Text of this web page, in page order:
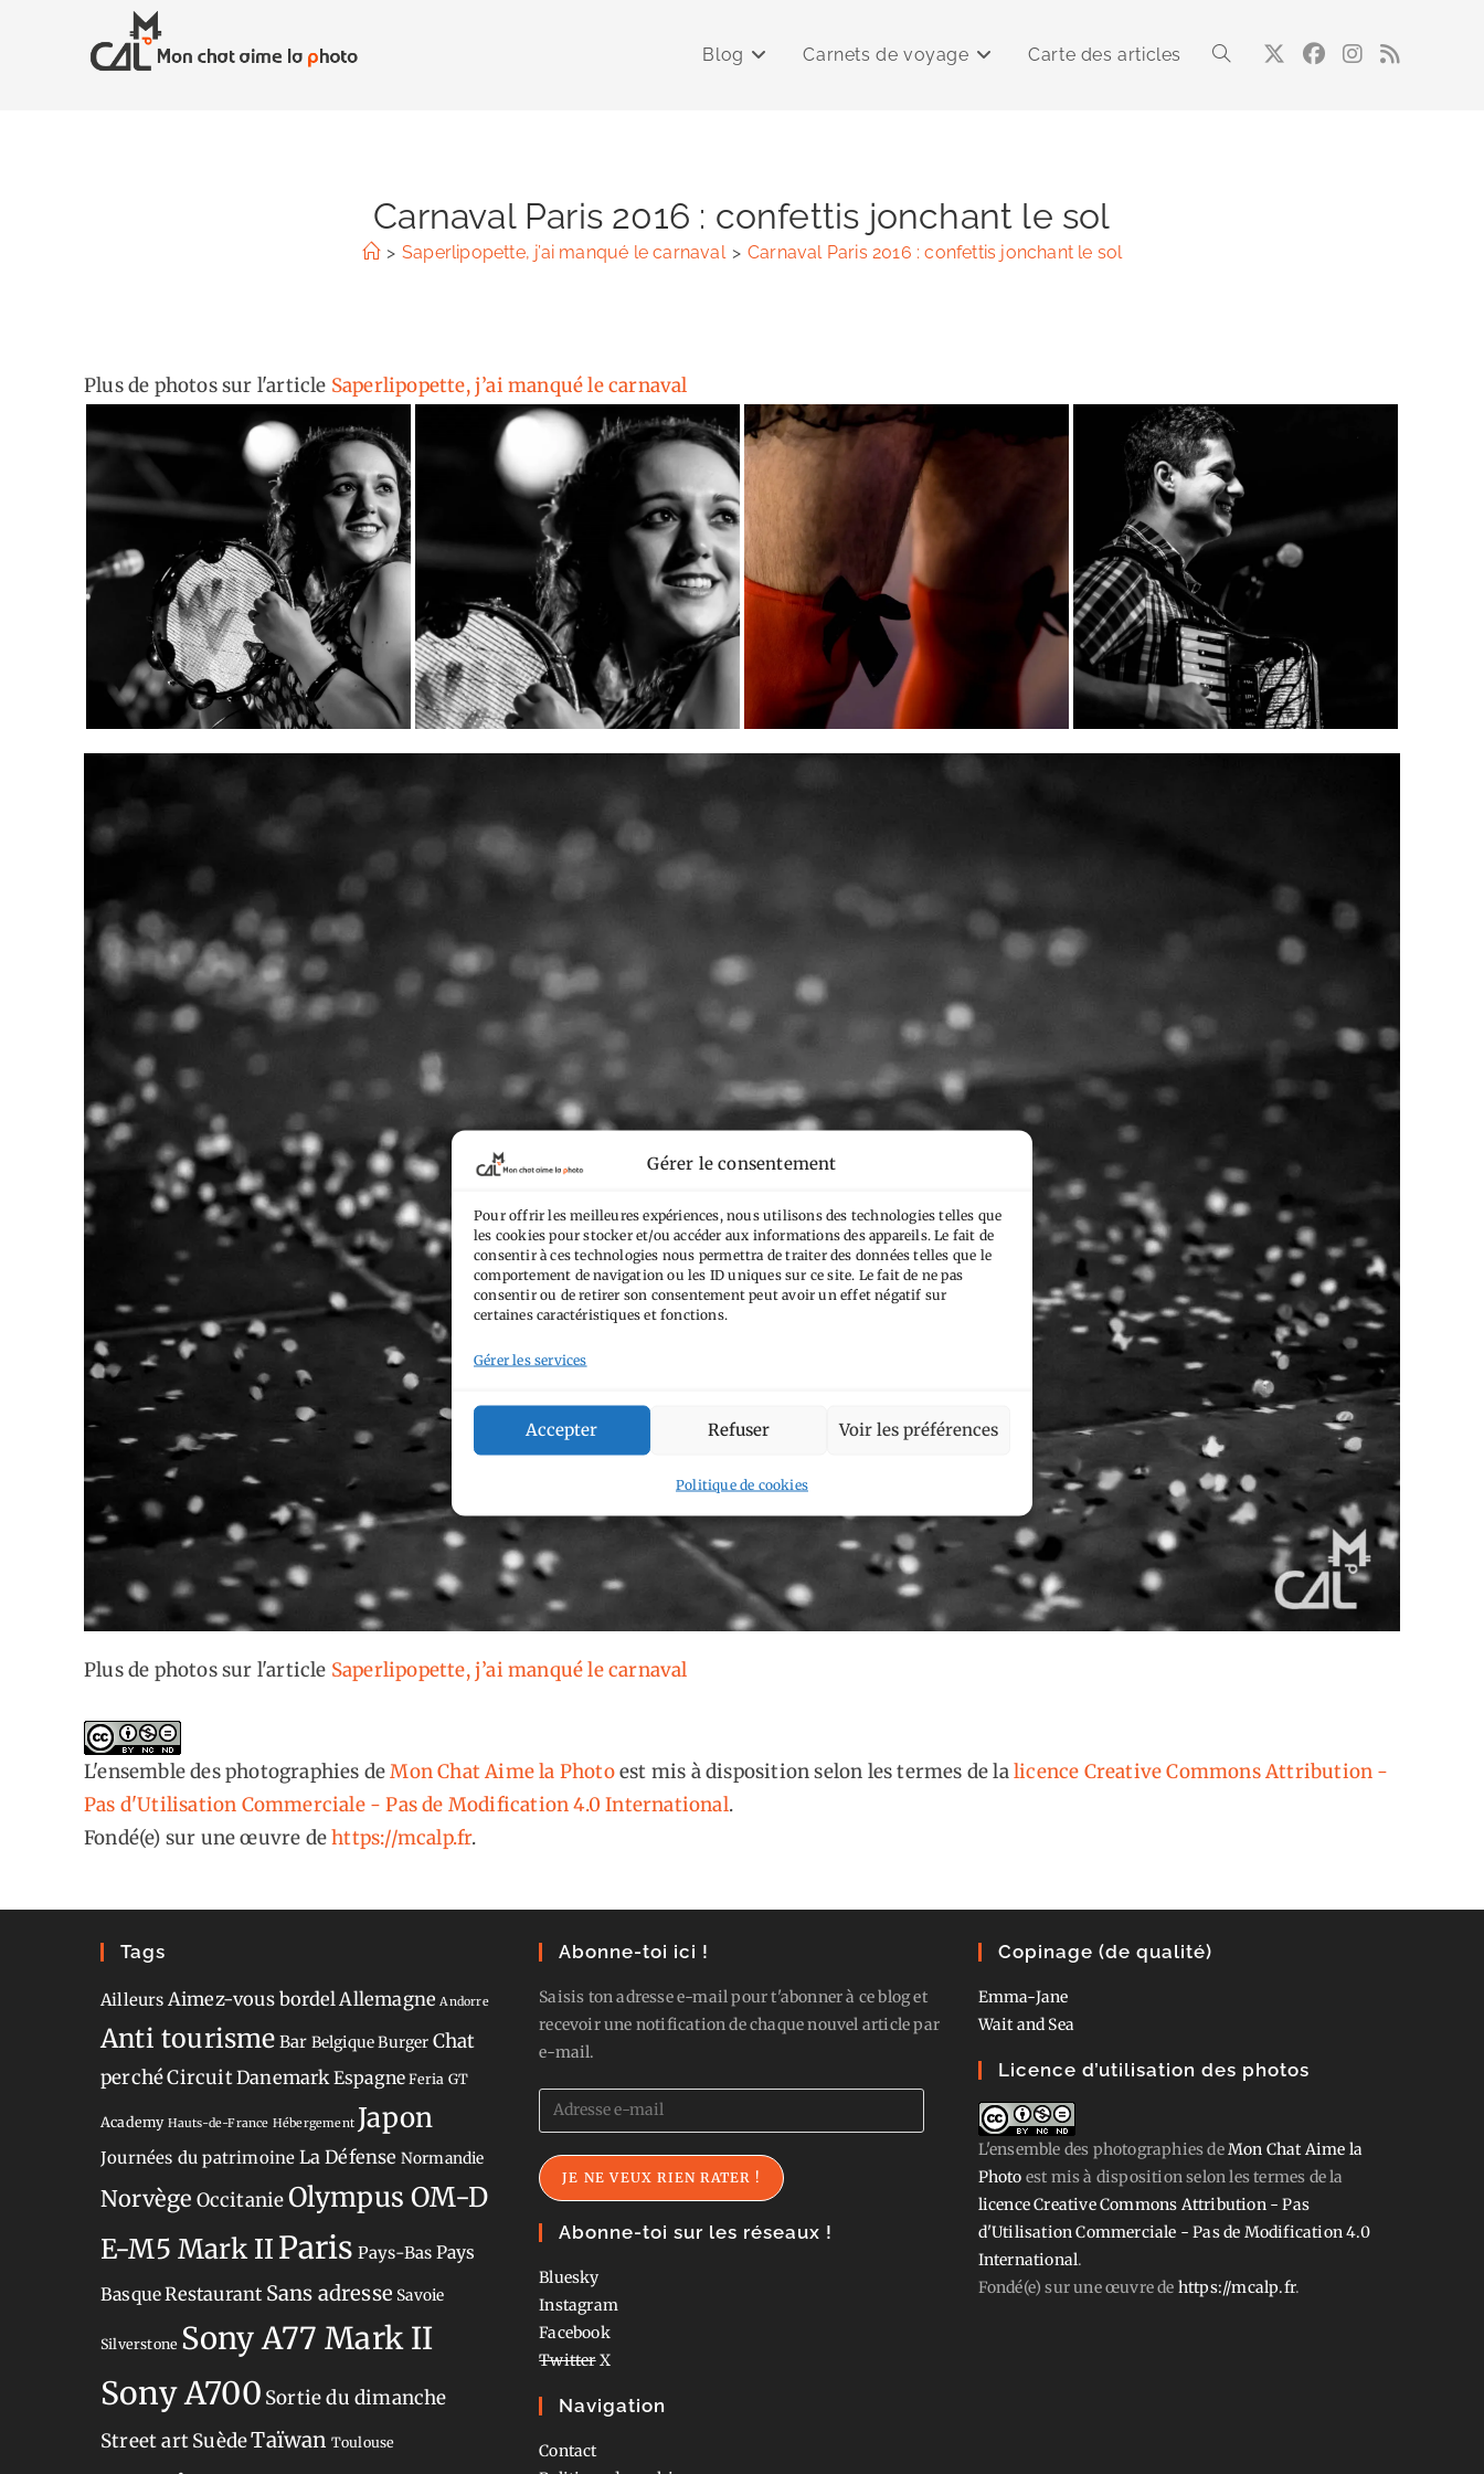
Gérer le consentement
Pour offrir les meilleures expériences, nous utilisons des technologies telles que
les cookies pour stocker et/ou accéder aux informations des appareils. Le fait de
consentir à ces technologies nous permettra de traiter des données telles que le
comportement de navigation ou les ID uniques sur ce site. Le fait de ne pas
consentir ou de retirer son consentement peut avoir un effet négatif sur
certaines caractéristiques et fonctions.
Gérer les services
Accepter Refuser Voir les préférences
Politique de cookies
Blog Carnets de voyage Carte des articles Toggle
Carnaval Paris 2016 : confettis jonchant le sol
> Saperlipopette, j’ai manqué le carnaval > Carnaval Paris 2016 : confettis jonchant le sol
Plus de photos sur l'article Saperlipopette, j’ai manqué le carnaval
Plus de photos sur l'article Saperlipopette, j’ai manqué le carnaval
L'ensemble des photographies deMon Chat Aime la Photoest mis à disposition selon les termes de lalicence Creative Commons Attribution -
Pas d'Utilisation Commerciale - Pas de Modification 4.0 International.
Fondé(e) sur une œuvre dehttps://mcalp.fr.
Tags
Ailleurs Aimez-vous bordel Allemagne Andorre
Anti tourisme Bar BelgiqueBurger Chat
perchéCircuitDanemark Espagne Feria GT
Academy Hauts-de-France Hébergement Japon
Journées du patrimoine La Défense Normandie
Norvège OccitanieOlympus OM-D
E-M5 Mark IIParis Pays-Bas Pays
BasqueRestaurant Sans adresse Savoie
Silverstone Sony A77 Mark II
Sony A700 Sortie du dimanche
Street artSuèdeTaïwan Toulouse
Abonne-toi ici !
Saisis ton adresse e-mail pour t'abonner à ce blog et
recevoir une notification de chaque nouvel article par
e-mail.
Adresse
e-
mail
JE NE VEUX RIEN RATER !
Abonne-toi sur les réseaux !
Bluesky
Instagram
Facebook
TwitterX
Navigation
Contact
Copinage (de qualité)
Emma-Jane
Wait and Sea
Licence d’utilisation des photos
L'ensemble des photographiesdeMon Chat Aime la
Photo est mis à disposition selon les termes de la
licence Creative Commons Attribution - Pas
d'Utilisation Commerciale - Pas de Modification 4.0
International.
Fondé(e) sur une œuvre de https://mcalp.fr.